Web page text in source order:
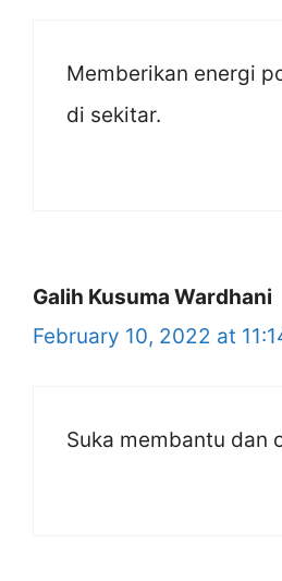
Memberikan energi
di sekitar.
Galih Kusuma Wardhani
February 10, 2022 at
Suka membantu dan